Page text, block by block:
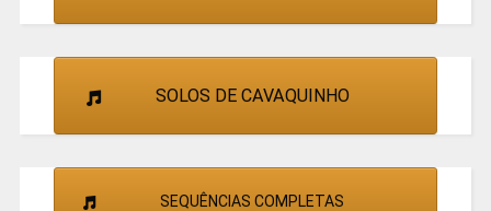
SOLOS DE CAVAQUINHO
SEQUÊNCIAS COMPLETAS